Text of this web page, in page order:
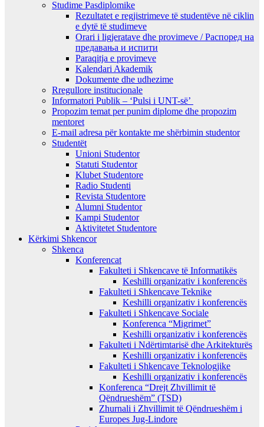
Studime Pasdiplomike
Rezultatet e regjistrimeve të studentëve në ciklin
e dytë të studimeve
Orari i ligjeratave dhe provimeve / Распоред на
предавањa и испити
Paraqitja e provimeve
Kalendari Akademik
Dokumente dhe udhezime
Rregullore institucionale
Informatori Publik – ‘Pulsi i UNT-së’
Propozim temat per punim diplome dhe propozim
mentoret
E-mail adresa për kontakte me shërbimin studentor
Studentët
Unioni Studentor
Statuti Studentor
Klubet Studentore
Radio Studenti
Revista Studentore
Alumni Studentor
Kampi Studentor
Aktivitetet Studentore
Kërkimi Shkencor
Shkenca
Konferencat
Fakulteti i Shkencave të Informatikës
Keshilli organizativ i konferencës
Fakulteti i Shkencave Teknike
Keshilli organizativ i konferencës
Fakulteti i Shkencave Sociale
Konferenca “Migrimet”
Keshilli organizativ i konferencës
Fakulteti i Ndërtimtarisë dhe Arkitekturës
Keshilli organizativ i konferencës
Fakulteti i Shkencave Teknologjike
Keshilli organizativ i konferencës
Konferenca “Drejt Zhvillimit të
Qëndrueshëm” (TSD)
Zhurnali i Zhvillimit të Qëndrueshëm i
Europes Jug-Lindore